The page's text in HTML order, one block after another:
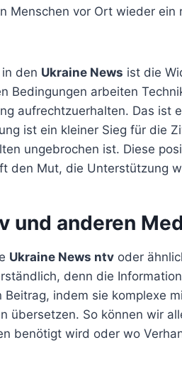
Menschen vor Ort wieder ein
den Ukraine News ist die
Bedingungen arbeiten
aufrechtzuerhalten. Das ist
ist ein kleiner Sieg für die
ungebrochen ist. Diese
den Mut, die Unterstützung
und anderen
Ukraine News ntv oder
denn die
indem sie komplexe
übersetzen. So können wir
benötigt wird oder wo